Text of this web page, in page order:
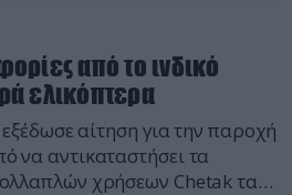
από το ινδικό
ελικόπτερα
εξέδωσε αίτηση για την παροχή
να αντικαταστήσει τα
χρήσεων Chetak τα